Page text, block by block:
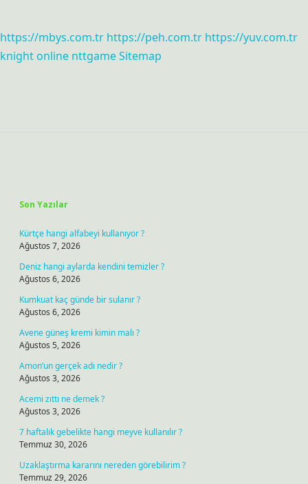
https://mbys.com.tr https://peh.com.tr https://yuv.com.tr
knight online nttgameSitemap
Son Yazılar
Kürtçe hangi alfabeyi kullanıyor ?
Ağustos 7, 2026
Deniz hangi aylarda kendini temizler ?
Ağustos 6, 2026
Kumkuat kaç günde bir sulanır ?
Ağustos 6, 2026
Avene güneş kremi kimin malı ?
Ağustos 5, 2026
Amon’un gerçek adı nedir ?
Ağustos 3, 2026
Acemi zıttı ne demek ?
Ağustos 3, 2026
7 haftalık gebelikte hangi meyve kullanılır ?
Temmuz 30, 2026
Uzaklaştırma kararını nereden görebilirim ?
Temmuz 29, 2026